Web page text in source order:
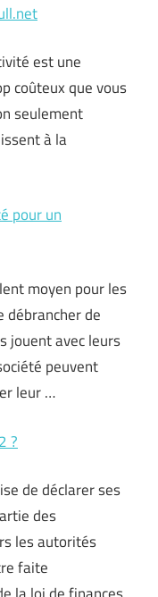
est une
coûteux que vous
seulement
à la
pour un
moyen pour les
débrancher de
jouent avec leurs
peuvent
leur …
?
de déclarer ses
des
les autorités
faite